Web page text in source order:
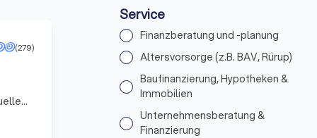
(279)
Service
Finanzberatung und -planung
Altersvorsorge (z.B. BAV, Rürup)
Baufinanzierung, Hypotheken &
Immobilien
Unternehmensberatung &
Finanzierung